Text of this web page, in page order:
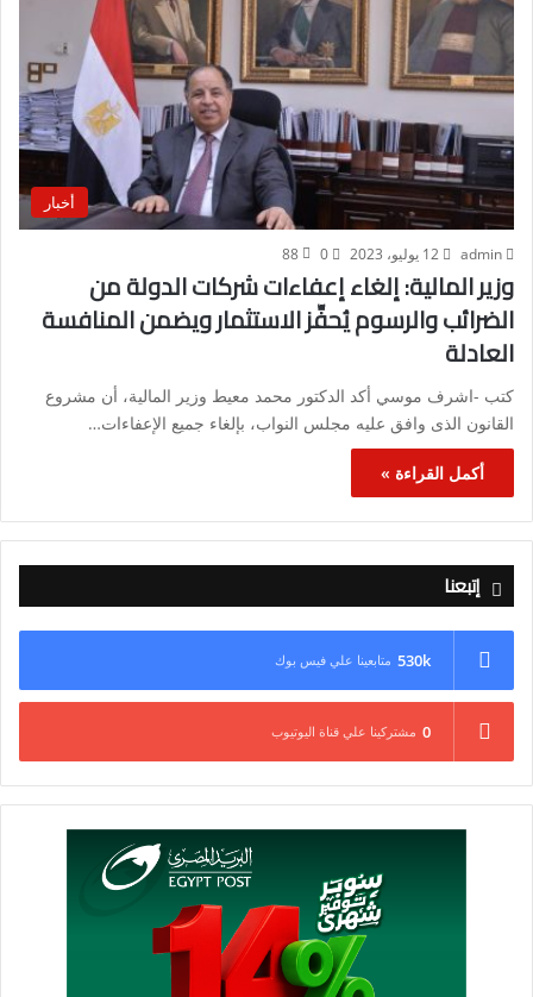
أخبار
admin 12 يوليو، 2023 0
88
وزير المالية: إلغاء إعفاءات شركات الدولة من
الضرائب والرسوم يُحفِّز الاستثمار ويضمن المنافسة
العادلة
كتب -اشرف موسي أكد الدكتور محمد معيط وزير المالية، أن مشروع
القانون الذى وافق عليه مجلس النواب، بإلغاء جميع الإعفاءات…
أكمل القراءة »
إتبعنا
530k متابعينا علي فيس بوك
0 مشتركينا علي قناة اليوتيوب